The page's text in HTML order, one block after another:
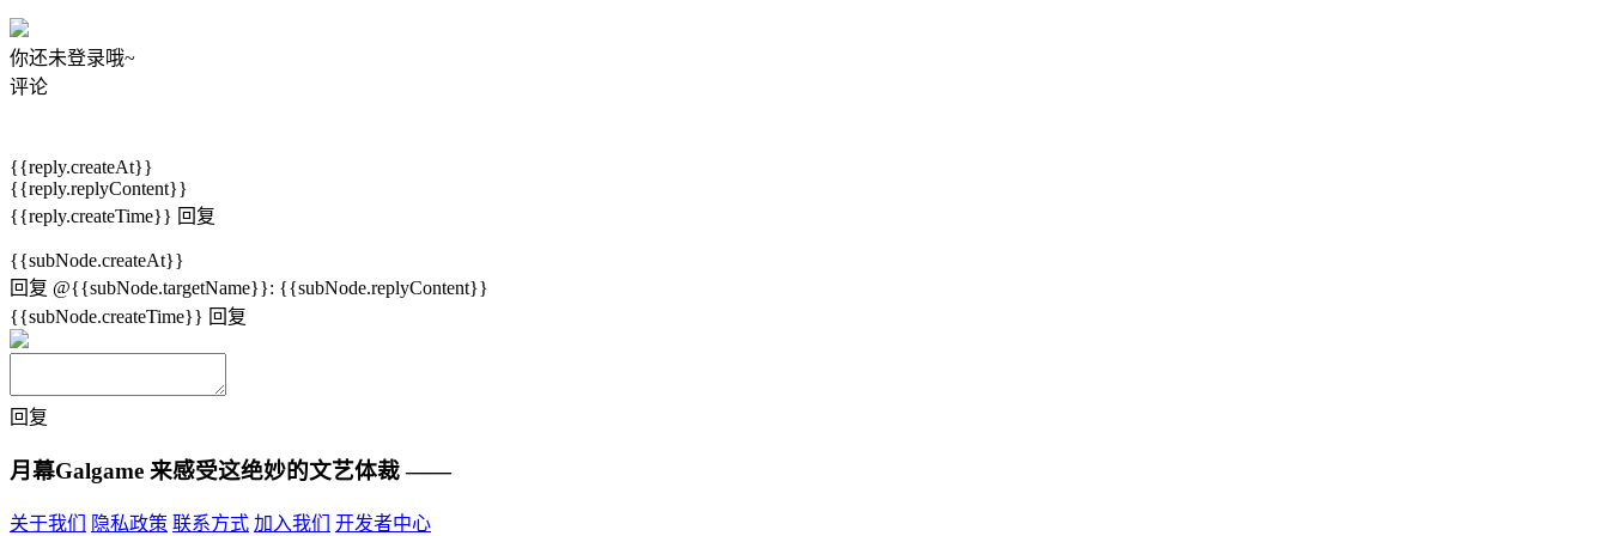
你还未登录哦~
评论
{{reply.createAt}}
{{reply.replyContent}}
{{reply.createTime}} 回复
{{subNode.createAt}}
回复 @{{subNode.targetName}}: {{subNode.replyContent}}
{{subNode.createTime}} 回复
回复
月幕Galgame 来感受这绝妙的文艺体裁 ——
关于我们 隐私政策 联系方式 加入我们 开发者中心